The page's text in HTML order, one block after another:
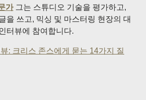
가그는 스튜디오 기술을 평가하고,
을 쓰고, 믹싱 및 마스터링 현장의 대
터뷰에 참여합니다.
: 크리스 존스에게 묻는 14가지 질